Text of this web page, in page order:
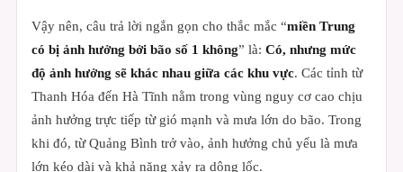
Vậy nên, câu trả lời ngắn gọn cho thắc mắc “miền Trung
có bị ảnh hưởng bởi bão số 1 không” là: Có, nhưng mức
độ ảnh hưởng sẽ khác nhau giữa các khu vực. Các tỉnh từ
Thanh Hóa đến Hà Tĩnh nằm trong vùng nguy cơ cao chịu
ảnh hưởng trực tiếp từ gió mạnh và mưa lớn do bão. Trong
khi đó, từ Quảng Bình trở vào, ảnh hưởng chủ yếu là mưa
lớn kéo dài và khả năng xảy ra dông lốc.